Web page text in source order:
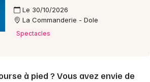
Je m'abonne
Le 30/10/2026
La Commanderie - Dole
Spectacles
à pied ? Vous avez envie de